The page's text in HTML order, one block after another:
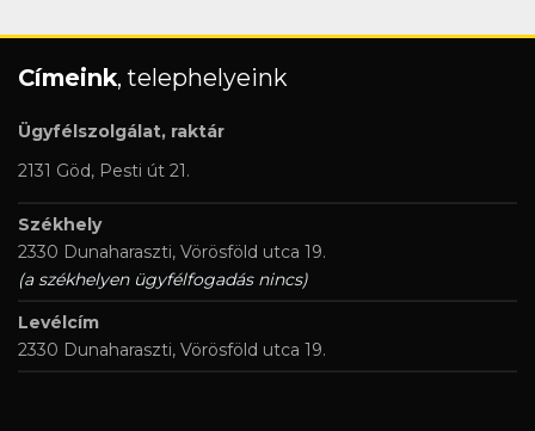
Címeink, telephelyeink
Ügyfélszolgálat, raktár
2131 Göd, Pesti út 21.
Székhely
2330 Dunaharaszti, Vörösföld utca 19.
(a székhelyen ügyfélfogadás nincs)
Levélcím
2330 Dunaharaszti, Vörösföld utca 19.